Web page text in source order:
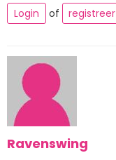
Login of registreer
Ravenswing